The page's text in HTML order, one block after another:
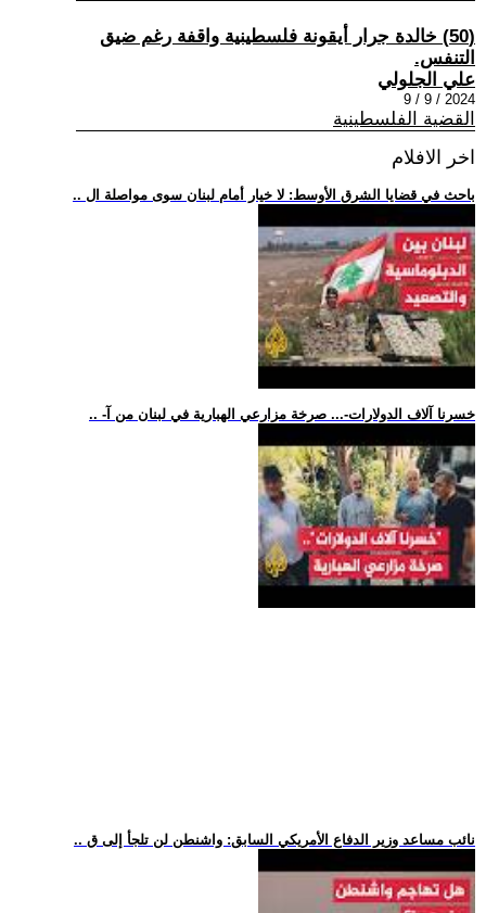
(50) خالدة جرار أيقونة فلسطينية واقفة رغم ضيق
التنفس.
علي الجلولي
2024 / 9 / 9
القضية الفلسطينية
اخر الافلام
.. باحث في قضايا الشرق الأوسط: لا خيار أمام لبنان سوى مواصلة ال
.. -خسرنا آلاف الدولارات-... صرخة مزارعي الهبارية في لبنان من آ
.. نائب مساعد وزير الدفاع الأمريكي السابق: واشنطن لن تلجأ إلى ق